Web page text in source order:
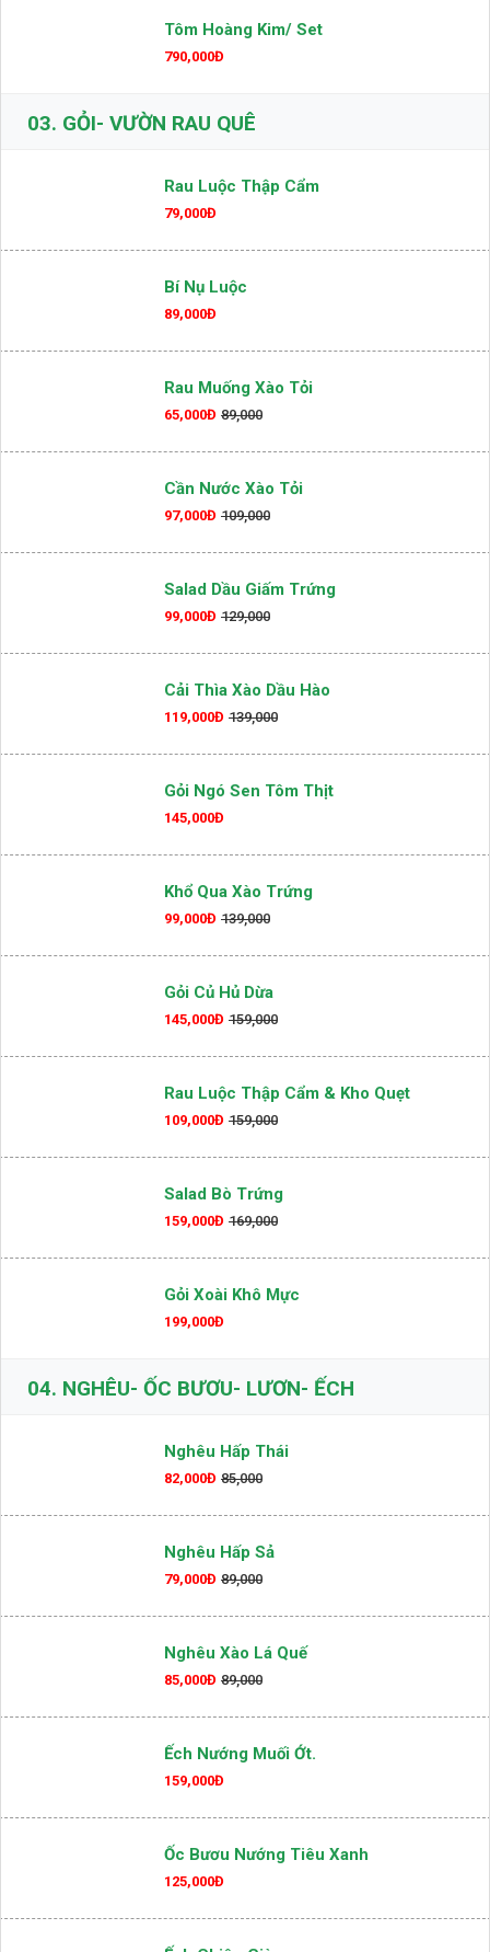
Tôm Hoàng Kim/ Set
790,000Đ
03. GỎI- VƯỜN RAU QUÊ
Rau Luộc Thập Cẩm
79,000Đ
Bí Nụ Luộc
89,000Đ
Rau Muống Xào Tỏi
65,000Đ 89,000
Cần Nước Xào Tỏi
97,000Đ 109,000
Salad Dầu Giấm Trứng
99,000Đ 129,000
Cải Thìa Xào Dầu Hào
119,000Đ 139,000
Gỏi Ngó Sen Tôm Thịt
145,000Đ
Khổ Qua Xào Trứng
99,000Đ 139,000
Gỏi Củ Hủ Dừa
145,000Đ 159,000
Rau Luộc Thập Cẩm & Kho Quẹt
109,000Đ 159,000
Salad Bò Trứng
159,000Đ 169,000
Gỏi Xoài Khô Mực
199,000Đ
04. NGHÊU- ỐC BƯƠU- LƯƠN- ẾCH
Nghêu Hấp Thái
82,000Đ 85,000
Nghêu Hấp Sả
79,000Đ 89,000
Nghêu Xào Lá Quế
85,000Đ 89,000
Ếch Nướng Muối Ớt.
159,000Đ
Ốc Bươu Nướng Tiêu Xanh
125,000Đ